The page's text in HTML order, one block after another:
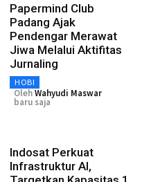
Papermind Club
Padang Ajak
Pendengar Merawat
Jiwa Melalui Aktifitas
Jurnaling
HOBI
OlehWahyudi Maswar
baru saja
Indosat Perkuat
Infrastruktur AI,